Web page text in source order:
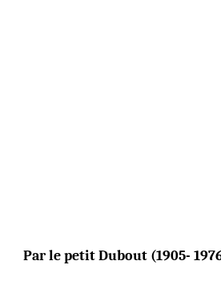
Par le petit Dubout (1905-